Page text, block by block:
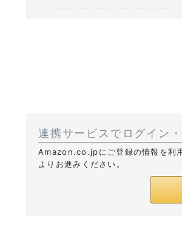
連携サービスでログイン
Amazon.co.jpにご登録の情報を利
よりお進みください。